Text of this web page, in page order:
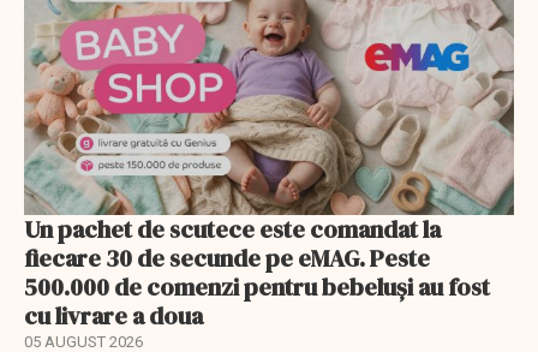
Un pachet de scutece este comandat la
fiecare 30 de secunde pe eMAG. Peste
500.000 de comenzi pentru bebeluși au fost
cu livrare a doua
05 AUGUST 2026